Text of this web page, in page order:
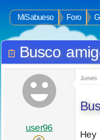
MiSabueso Foro
Busco
user96
Jueves
Hey